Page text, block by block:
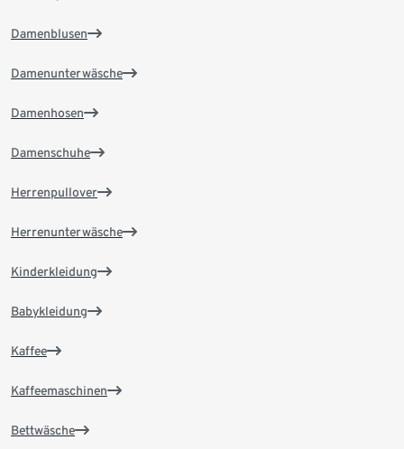
Damenblusen
Damenunterwäsche
Damenhosen
Damenschuhe
Herrenpullover
Herrenunterwäsche
Kinderkleidung
Babykleidung
Kaffee
Kaffeemaschinen
Bettwäsche